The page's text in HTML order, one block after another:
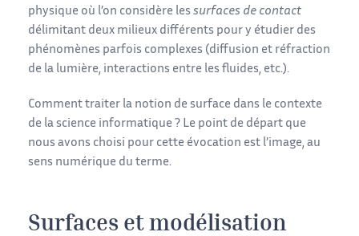
physique où l’on considère les surfaces de contact
délimitant deux milieux différents pour y étudier des
phénomènes parfois complexes (diffusion et réfraction
de la lumière, interactions entre les fluides, etc.).
Comment traiter la notion de surface dans le contexte
de la science informatique ? Le point de départ que
nous avons choisi pour cette évocation est l’image, au
sens numérique du terme.
Surfaces et modélisation